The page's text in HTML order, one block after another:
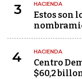
3 HACIENDA
Estos son
4 HACIENDA
Centro
$60,2